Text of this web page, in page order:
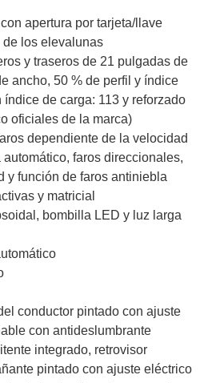
apertura por tarjeta/llave
los elevalunas
y traseros de 21 pulgadas de
ancho, 50 % de perfil y índice
de carga: 113 y reforzado
oficiales de la marca)
dependiente de la velocidad
faros direccionales,
y función de faros antiniebla
y matricial
bombilla LED y luz larga
conductor pintado con ajuste
con antideslumbrante
integrado, retrovisor
pintado con ajuste eléctrico